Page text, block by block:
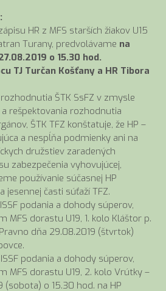
HR z MFS starších žiakov U15
Turany, predvolávame na
o 15.30 hod.
TJ Turčan Košťany a HR Tibora
ŠTK SsFZ v zmysle
rešpektovania rozhodnutia
ŠTK TFZ konštatuje, že HP –
a nespĺňa podmienky ani na
družstiev zaradených
zabezpečenia vyhovujúcej,
používanie súčasnej HP
jesennej časti súťaží TFZ.
podania a dohody súperov,
MFS dorastu U19, 1. kolo Kláštor p.
dňa 29.08.2019 (štvrtok)
podania a dohody súperov,
MFS dorastu U19, 2. kolo Vrútky –
(sobota) o 15.30 hod. na HP